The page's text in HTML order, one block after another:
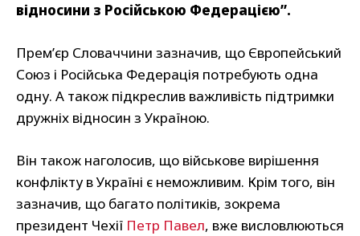
відносини з Російською Федерацією”.
Прем’єр Словаччини зазначив, що Європейський
Союз і Російська Федерація потребують одна
одну. А також підкреслив важливість підтримки
дружніх відносин з Україною.
Він також наголосив, що військове вирішення
конфлікту в Україні є неможливим. Крім того, він
зазначив, що багато політиків, зокрема
президент Чехії Петр Павел, вже висловлюються